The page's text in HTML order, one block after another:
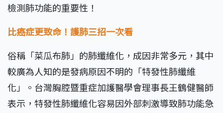
檢測肺功能的重要性！
比癌症更致命！護肺三招一次看
俗稱「菜瓜布肺」的肺纖維化，成因非常多元，其中
較廣為人知的是發病原因不明的「特發性肺纖維
化」。台灣胸腔暨重症加護醫學會理事長王鶴健醫師
表示，特發性肺纖維化容易因外部刺激導致肺功能急